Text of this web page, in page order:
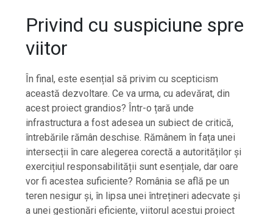
Privind cu suspiciune spre
viitor
În final, este esențial să privim cu scepticism
această dezvoltare. Ce va urma, cu adevărat, din
acest proiect grandios? Într-o țară unde
infrastructura a fost adesea un subiect de critică,
întrebările rămân deschise. Rămânem în fața unei
intersecții în care alegerea corectă a autorităților și
exercițiul responsabilității sunt esențiale, dar oare
vor fi acestea suficiente? România se află pe un
teren nesigur și, în lipsa unei întrețineri adecvate și
a unei gestionări eficiente, viitorul acestui proiect